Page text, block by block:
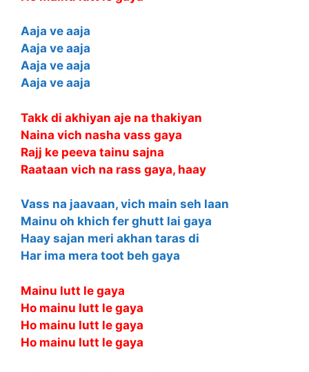
Aaja ve aaja
Aaja ve aaja
Aaja ve aaja
Aaja ve aaja
Takk di akhiyan aje na thakiyan
Naina vich nasha vass gaya
Rajj ke peeva tainu sajna
Raataan vich na rass gaya, haay
Vass na jaavaan, vich main seh laan
Mainu oh khich fer ghutt lai gaya
Haay sajan meri akhan taras di
Har ima mera toot beh gaya
Mainu lutt le gaya
Ho mainu lutt le gaya
Ho mainu lutt le gaya
Ho mainu lutt le gaya